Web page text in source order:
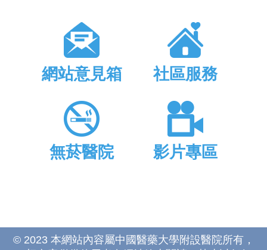
網站意見箱 社區服務
無菸醫院 影片專區
© 2023 本網站內容屬中國醫藥大學附設醫院所有，